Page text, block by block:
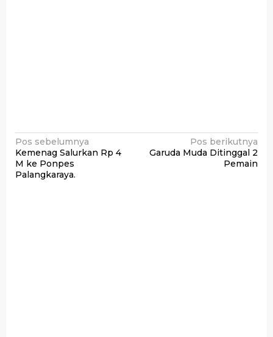
Navigasi
pos
Pos sebelumnya
Kemenag Salurkan Rp 4
M ke Ponpes
Palangkaraya.
Pos berikutnya
Garuda Muda Ditinggal 2
Pemain